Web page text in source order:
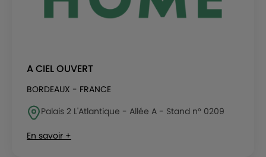
A CIEL OUVERT
BORDEAUX - FRANCE
Palais 2 L'Atlantique - Allée A - Stand n° 0209
En savoir +